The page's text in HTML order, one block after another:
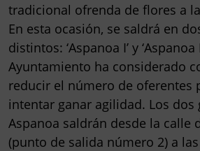
tradicional ofrenda de flores a
En esta ocasión, se saldrá en
distintos: ‘Aspanoa I’ y
Ayuntamiento ha considerado
reducir el número de oferentes
intentar ganar agilidad. Los dos
Aspanoa saldrán desde la calle
(punto de salida número 2) a